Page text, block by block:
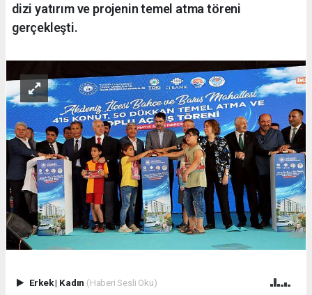
dizi yatırım ve projenin temel atma töreni
gerçekleşti.
Erkek| Kadın (Haberi Sesli Oku)